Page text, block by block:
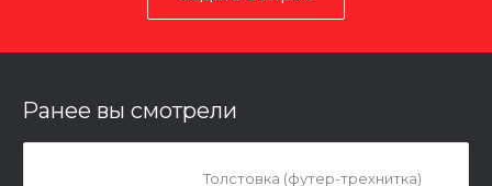
Ранее вы смотрели
Толстовка (футер-трехнитка)